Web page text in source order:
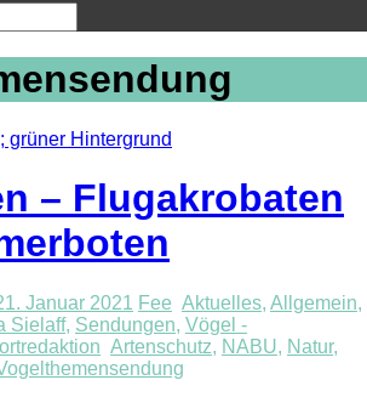
– Flugakrobaten
Januar 2021 Fee Aktuelles, Allgemein,
Sielaff, Sendungen, Vögel -
Artenschutz, NABU, Natur,